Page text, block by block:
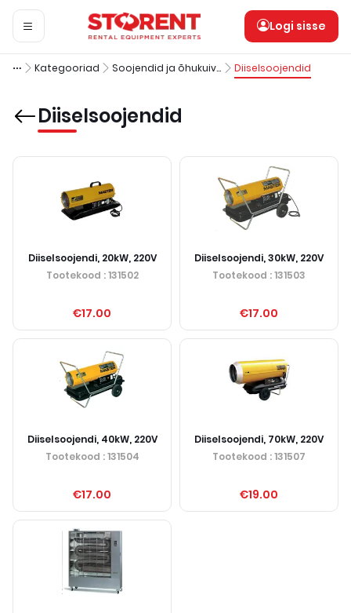
Logi sisse
Kategooriad Soojendid ja õhukuivatid Diiselsoojendid
Diiselsoojendid
Diiselsoojendi, 20kW, 220V
Tootekood : 131502
€17.00
Diiselsoojendi, 30kW, 220V
Tootekood : 131503
€17.00
Diiselsoojendi, 40kW, 220V
Tootekood : 131504
€17.00
Diiselsoojendi, 70kW, 220V
Tootekood : 131507
€19.00